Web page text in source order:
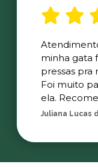
minha gata
pressas pra
Foi muito
ela.
Juliana Lucas